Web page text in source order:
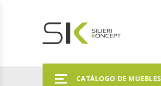
CATÁLOGO DE MUEBLES